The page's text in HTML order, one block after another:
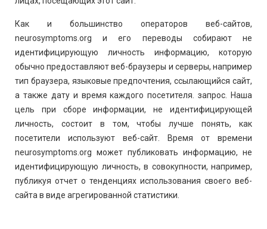
Как и большинство операторов веб-сайтов,
neurosymptoms.org и его переводы собирают не
идентифицирующую личность информацию, которую
обычно предоставляют веб-браузеры и серверы, например
тип браузера, языковые предпочтения, ссылающийся сайт,
а также дату и время каждого посетителя. запрос. Наша
цель при сборе информации, не идентифицирующей
личность, состоит в том, чтобы лучше понять, как
посетители используют веб-сайт. Время от времени
neurosymptoms.org может публиковать информацию, не
идентифицирующую личность, в совокупности, например,
публикуя отчет о тенденциях использования своего веб-
сайта в виде агрегированной статистики.